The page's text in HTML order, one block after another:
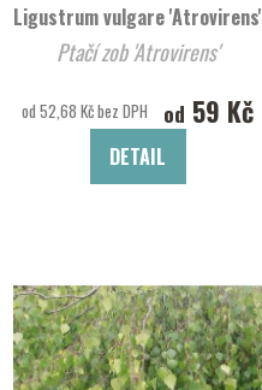
Ligustrum vulgare 'Atrovirens'
Ptačí zob 'Atrovirens'
od 52,68 Kč bez DPH od 59 Kč
DETAIL